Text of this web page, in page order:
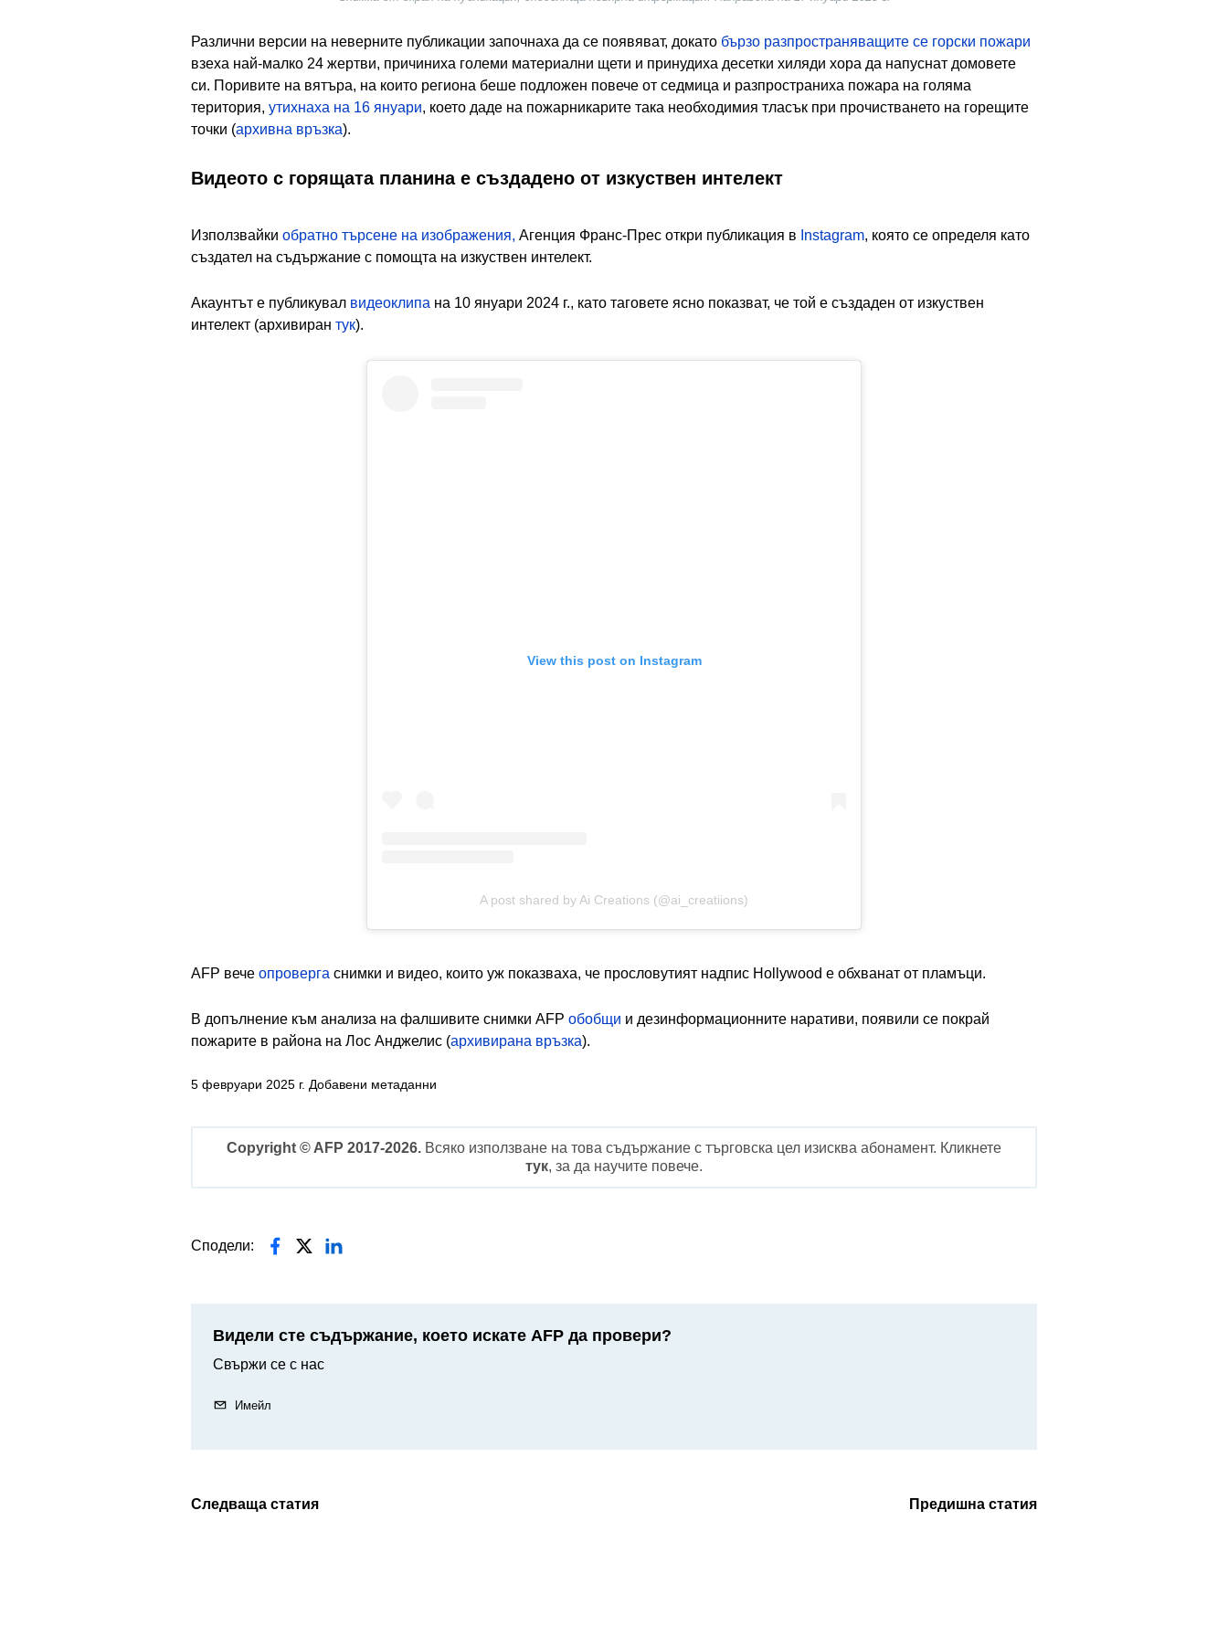
Различни версии на неверните публикации започнаха да се появяват, докато бързо разпространяващите се горски пожари
взеха най-малко 24 жертви, причиниха големи материални щети и принудиха десетки хиляди хора да напуснат домовете
си. Поривите на вятъра, на които региона беше подложен повече от седмица и разпространиха пожара на голяма
територия, утихнаха на 16 януари, което даде на пожарникарите така необходимия тласък при прочистването на горещите
точки (архивна връзка).
Видеото с горящата планина е създадено от изкуствен интелект
Използвайки обратно търсене на изображения, Агенция Франс-Прес откри публикация в Instagram, която се определя като
създател на съдържание с помощта на изкуствен интелект.
Акаунтът е публикувал видеоклипа на 10 януари 2024 г., като таговете ясно показват, че той е създаден от изкуствен
интелект (архивиран тук).
View this post on Instagram
A post shared by Ai Creations (@ai_creatiions)
AFP вече опроверга снимки и видео, които уж показваха, че прословутият надпис Hollywood е обхванат от пламъци.
В допълнение към анализа на фалшивите снимки AFP обобщи и дезинформационните наративи, появили се покрай
пожарите в района на Лос Анджелис (архивирана връзка).
5 февруари 2025 г. Добавени метаданни
Copyright © AFP 2017-2026. Всяко използване на това съдържание с търговска цел изисква абонамент. Кликнете
тук, за да научите повече.
Сподели:
Видели сте съдържание, което искате AFP да провери?
Свържи се с нас
Имейл
Следваща статия Предишна статия